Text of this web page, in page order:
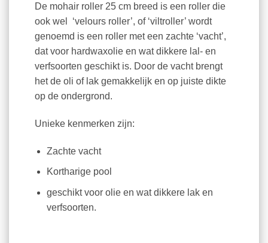
De mohair roller 25 cm breed is een roller die
ook wel ‘velours roller’, of ‘viltroller’ wordt
genoemd is een roller met een zachte ‘vacht’,
dat voor hardwaxolie en wat dikkere lal- en
verfsoorten geschikt is. Door de vacht brengt
het de oli of lak gemakkelijk en op juiste dikte
op de ondergrond.
Unieke kenmerken zijn:
Zachte vacht
Kortharige pool
geschikt voor olie en wat dikkere lak en
verfsoorten.